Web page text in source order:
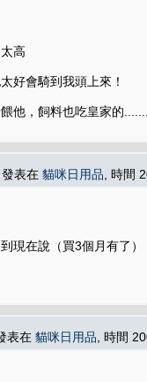
高
好會騎到我頭上來！
他，飼料也吃皇家的
, 發表在 貓咪日用品 , 時間
現在說（買3個月有了
表在 貓咪日用品 , 時間